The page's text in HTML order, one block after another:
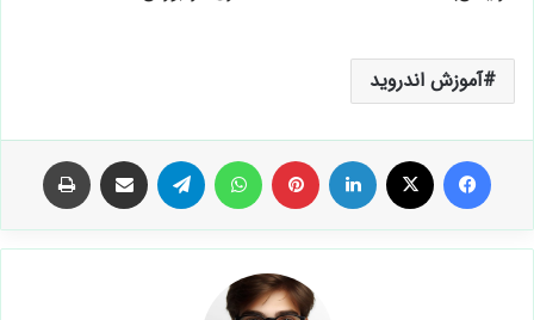
آموزش اندروید
فیس بوک لینکدین ‫پین‌ترست تلگرام اشتراک گذاری از طریق ایمیل